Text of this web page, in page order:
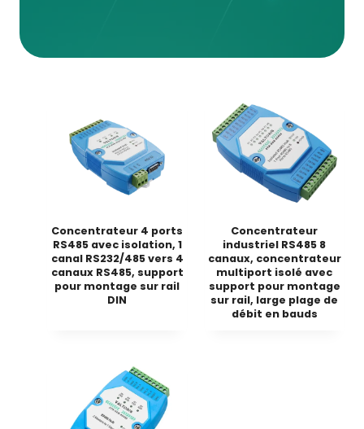
Concentrateur 4 ports
RS485 avec isolation, 1
canal RS232/485 vers 4
canaux RS485, support
pour montage sur rail
DIN
Concentrateur
industriel RS485 8
canaux, concentrateur
multiport isolé avec
support pour montage
sur rail, large plage de
débit en bauds